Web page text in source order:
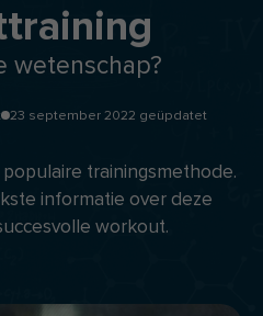
wetenschap?
23 september 2022 geüpdatet
trainingsmethode.
informatie over deze
workout.